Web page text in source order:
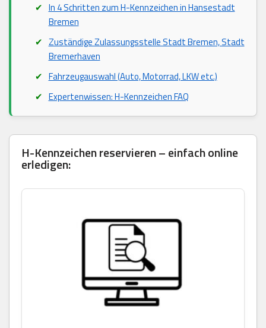
In 4 Schritten zum H-Kennzeichen in Hansestadt
Bremen
Zuständige Zulassungsstelle Stadt Bremen, Stadt
Bremerhaven
Fahrzeugauswahl (Auto, Motorrad, LKW etc.)
Expertenwissen: H-Kennzeichen FAQ
H-Kennzeichen reservieren – einfach online
erledigen: